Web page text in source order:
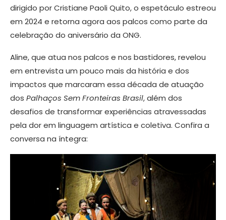
dirigido por Cristiane Paoli Quito, o espetáculo estreou
em 2024 e retorna agora aos palcos como parte da
celebração do aniversário da ONG.
Aline, que atua nos palcos e nos bastidores, revelou
em entrevista um pouco mais da história e dos
impactos que marcaram essa década de atuação
dos Palhaços Sem Fronteiras Brasil, além dos
desafios de transformar experiências atravessadas
pela dor em linguagem artística e coletiva. Confira a
conversa na íntegra: